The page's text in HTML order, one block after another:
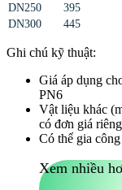
DN250
395
DN300
445
Ghi chú kỹ thuật:
Giá áp dụng
PN6
Vật liệu khác
có đơn giá riêng
Có thể gia
Xem nhiều